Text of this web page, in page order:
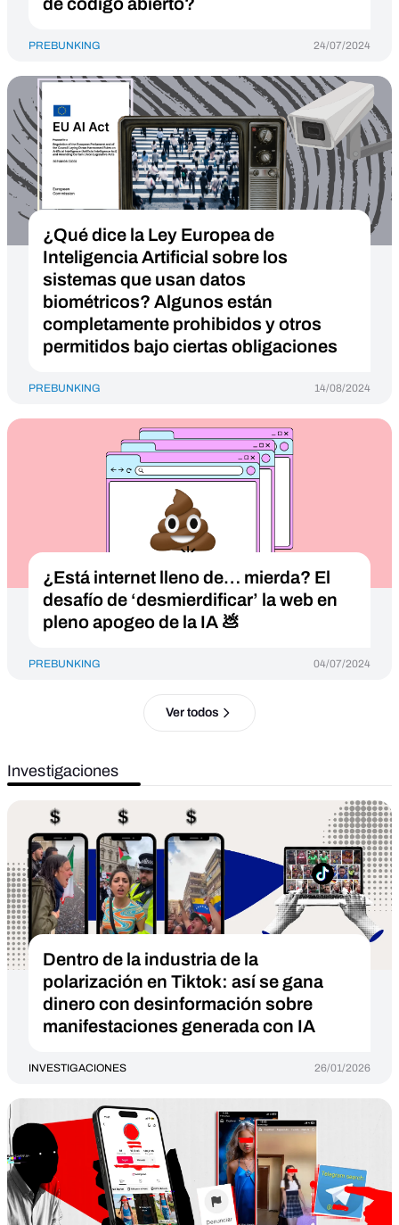
PREBUNKING 24/07/2024
¿Qué dice la Ley Europea de
Inteligencia Artificial sobre los
sistemas que usan datos
biométricos? Algunos están
completamente prohibidos y otros
permitidos bajo ciertas obligaciones
PREBUNKING 14/08/2024
¿Está internet lleno de… mierda? El
desafío de ‘desmierdificar’ la web en
pleno apogeo de la IA 💩
PREBUNKING 04/07/2024
Ver todos
Investigaciones
Dentro de la industria de la
polarización en Tiktok: así se gana
dinero con desinformación sobre
manifestaciones generada con IA
INVESTIGACIONES 26/01/2026